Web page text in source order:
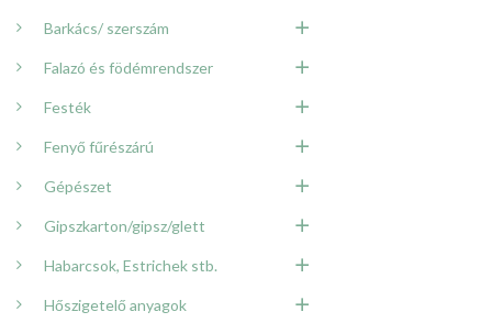
Barkács/ szerszám
Falazó és födémrendszer
Festék
Fenyő fűrészárú
Gépészet
Gipszkarton/gipsz/glett
Habarcsok, Estrichek stb.
Hőszigetelő anyagok